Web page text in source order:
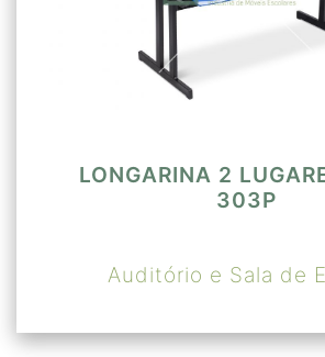
LONGARINA 2
303P
Auditório e Sala de